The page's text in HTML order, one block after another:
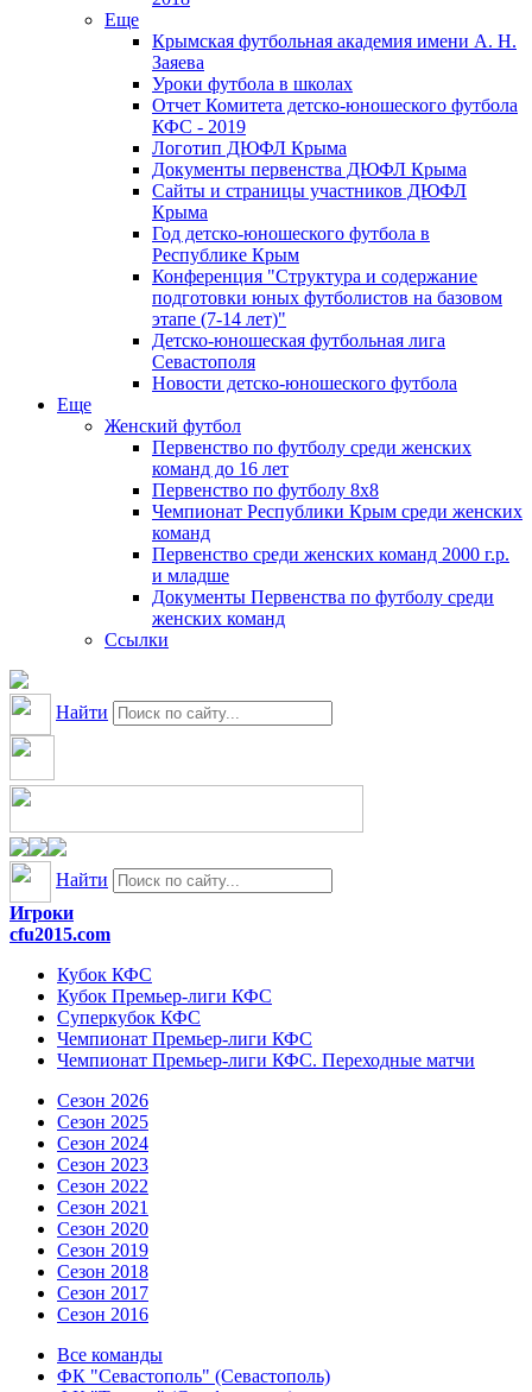
Еще
Крымская футбольная академия имени А. Н.
Заяева
Уроки футбола в школах
Отчет Комитета детско-юношеского футбола
КФС - 2019
Логотип ДЮФЛ Крыма
Документы первенства ДЮФЛ Крыма
Сайты и страницы участников ДЮФЛ
Крыма
Год детско-юношеского футбола в
Республике Крым
Конференция "Структура и содержание
подготовки юных футболистов на базовом
этапе (7-14 лет)"
Детско-юношеская футбольная лига
Севастополя
Новости детско-юношеского футбола
Еще
Женский футбол
Первенство по футболу среди женских
команд до 16 лет
Первенство по футболу 8х8
Чемпионат Республики Крым среди женских
команд
Первенство среди женских команд 2000 г.р.
и младше
Документы Первенства по футболу среди
женских команд
Ссылки
Найти
Найти
Игроки
cfu2015.com
Кубок КФС
Кубок Премьер-лиги КФС
Суперкубок КФС
Чемпионат Премьер-лиги КФС
Чемпионат Премьер-лиги КФС. Переходные матчи
Сезон 2026
Сезон 2025
Сезон 2024
Сезон 2023
Сезон 2022
Сезон 2021
Сезон 2020
Сезон 2019
Сезон 2018
Сезон 2017
Сезон 2016
Все команды
ФК "Севастополь" (Севастополь)